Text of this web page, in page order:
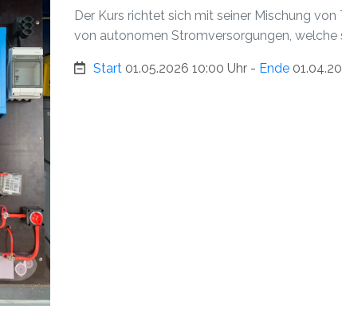
Der Kurs richtet sich mit seiner Mischung
von autonomen Stromversorgungen,
Start 01.05.2026 10:00 Uhr - Ende